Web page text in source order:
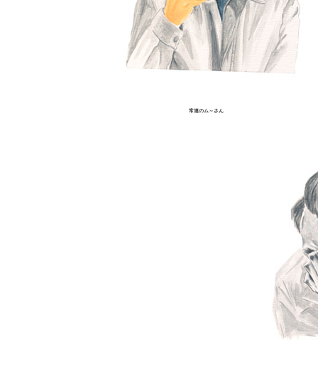
常連のム～さん